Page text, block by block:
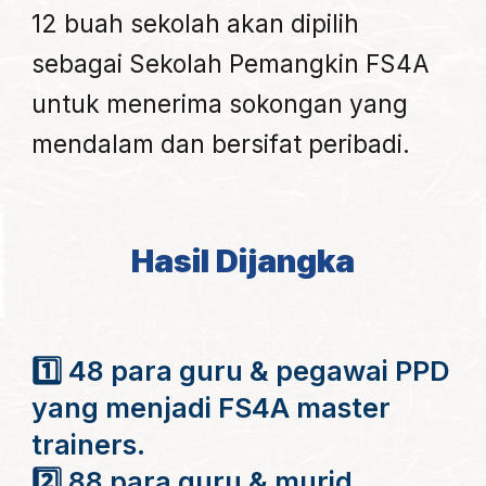
12 buah sekolah akan dipilih
sebagai Sekolah Pemangkin FS4A
untuk menerima sokongan yang
mendalam dan bersifat peribadi.
Hasil Dijangka
1️⃣ 48 para guru & pegawai PPD
yang menjadi FS4A master
trainers.